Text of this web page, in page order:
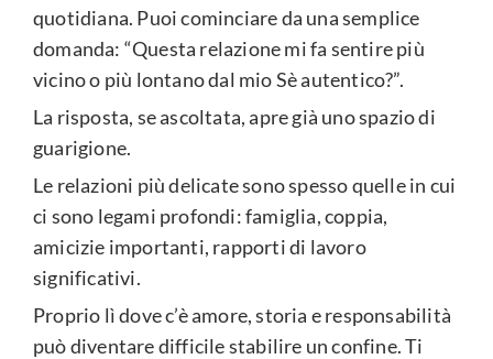
quotidiana. Puoi cominciare da una semplice
domanda: “Questa relazione mi fa sentire più
vicino o più lontano dal mio Sè autentico?”.
La risposta, se ascoltata, apre già uno spazio di
guarigione.
Le relazioni più delicate sono spesso quelle in cui
ci sono legami profondi: famiglia, coppia,
amicizie importanti, rapporti di lavoro
significativi.
Proprio lì dove c’è amore, storia e responsabilità
può diventare difficile stabilire un confine. Ti